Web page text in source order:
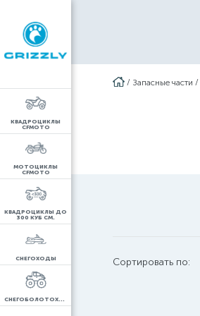
КВАДРОЦИКЛЫ
CFMOTO
МОТОЦИКЛЫ
CFMOTO
КВАДРОЦИКЛЫ ДО
300 КУБ СМ.
СНЕГОХОДЫ
СНЕГОБОЛОТОХОДЫ
/ Запасные части /
Сортировать по: